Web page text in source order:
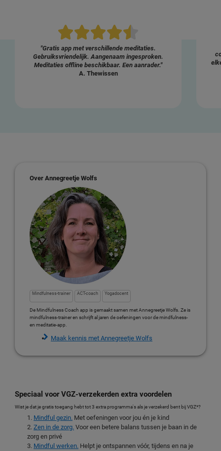
"Gratis app met verschillende meditaties.
Gebruiksvriendelijk. Aangenaam ingesproken.
Meditaties offline beschikbaar. Een aanrader."
A. Thewissen
Over Annegreetje Wolfs
Mindfulness-trainer ACT-coach Yogadocent
De Mindfulness Coach app is gemaakt samen met Annegreetje Wolfs. Ze is
mindfulness-trainer en schrijft al jaren de oefeningen voor de mindfulness-
en meditatie-app.
Maak kennis met Annegreetje Wolfs
Speciaal voor VGZ-verzekerden extra voordelen
Wist je dat je gratis toegang hebt tot 3 extra programma's als je verzekerd bent bij VGZ*?
Mindful gezin. Met oefeningen voor jou én je kind
Zen in de zorg. Voor een betere balans tussen je baan in de
zorg en privé
Mindful werken. Helpt je ontspannen vóór, tijdens en na je